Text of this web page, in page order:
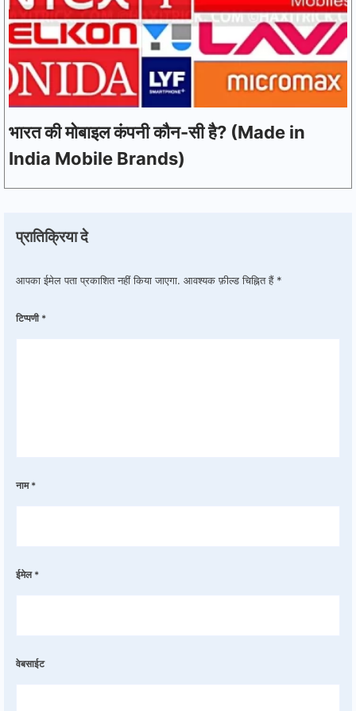
भारत की मोबाइल कंपनी कौन-सी है? (Made in
India Mobile Brands)
प्रातिक्रिया दे
आपका ईमेल पता प्रकाशित नहीं किया जाएगा. आवश्यक फ़ील्ड चिह्नित हैं *
टिप्पणी *
नाम *
ईमेल *
वेबसाईट